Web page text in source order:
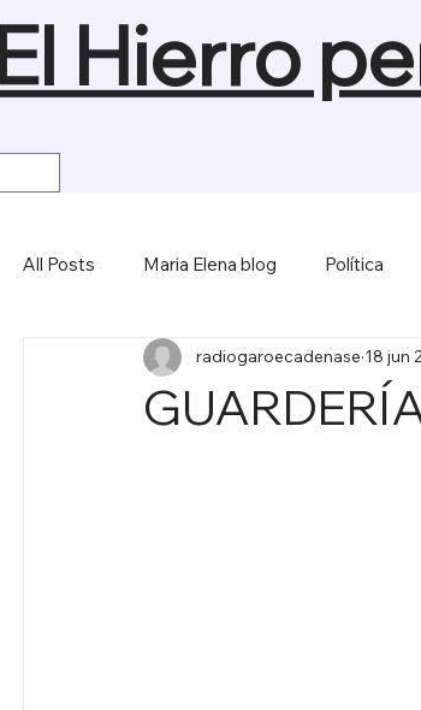
Hierro
All Posts Maria Elena blog Política
Turismo y Naturaleza Empresas y
radiogaroecadenase 18 jun